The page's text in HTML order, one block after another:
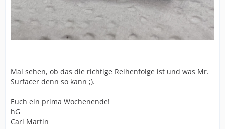
Mal sehen, ob das die richtige Reihenfolge ist und was Mr.
Surfacer denn so kann ;).
Euch ein prima Wochenende!
hG
Carl Martin